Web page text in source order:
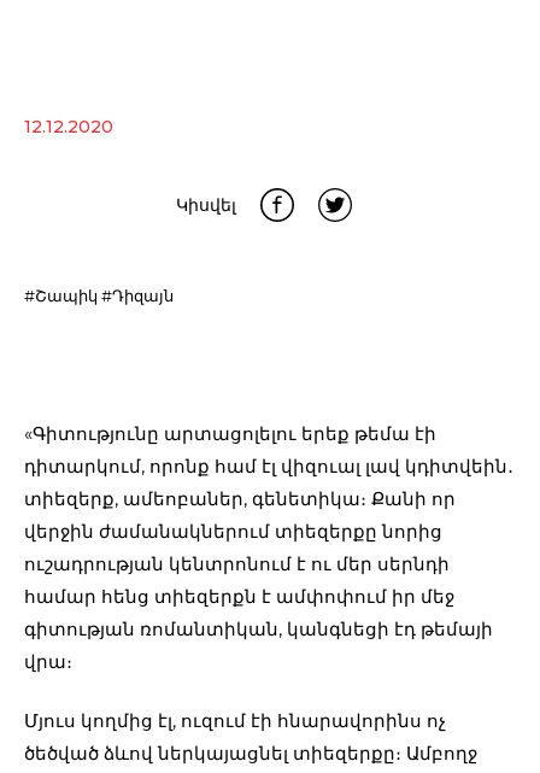
12.12.2020
Կիսվել
#Շապիկ #Դիզայն
«Գիտությունը արտացոլելու երեք թեմա էի
դիտարկում, որոնք համ էլ վիզուալ լավ կդիտվեին․
տիեզերք, ամեոբաներ, գենետիկա։ Քանի որ
վերջին ժամանակներում տիեզերքը նորից
ուշադրության կենտրոնում է ու մեր սերնդի
համար հենց տիեզերքն է ամփոփում իր մեջ
գիտության ռոմանտիկան, կանգնեցի էդ թեմայի
վրա։
Մյուս կողմից էլ, ուզում էի հնարավորինս ոչ
ծեծված ձևով ներկայացնել տիեզերքը։ Ամբողջ